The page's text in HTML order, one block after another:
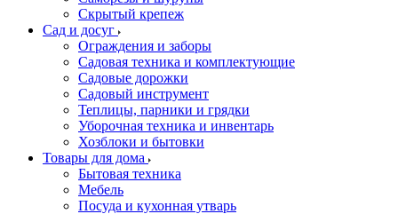
Скрытый крепеж
Сад и досуг
Ограждения и заборы
Садовая техника и комплектующие
Садовые дорожки
Садовый инструмент
Теплицы, парники и грядки
Уборочная техника и инвентарь
Хозблоки и бытовки
Товары для дома
Бытовая техника
Мебель
Посуда и кухонная утварь